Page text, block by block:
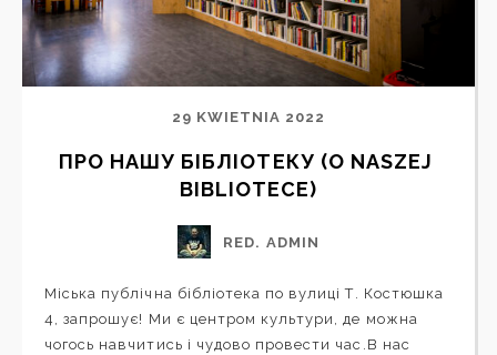
29 KWIETNIA 2022
ПРО НАШУ БІБЛІОТЕКУ (O NASZEJ
BIBLIOTECE)
RED. ADMIN
Міська публічна бібліотека по вулиці Т. Костюшка
4, запрошує! Ми є центром культури, де можна
чогось навчитись і чудово провести час.В нас